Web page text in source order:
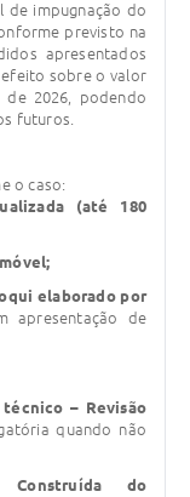
de impugnação do
previsto na
apresentados
sobre o valor
2026, podendo
futuros.
o caso:
(até 180
elaborado por
apresentação de
técnico – Revisão
quando não
Construída do